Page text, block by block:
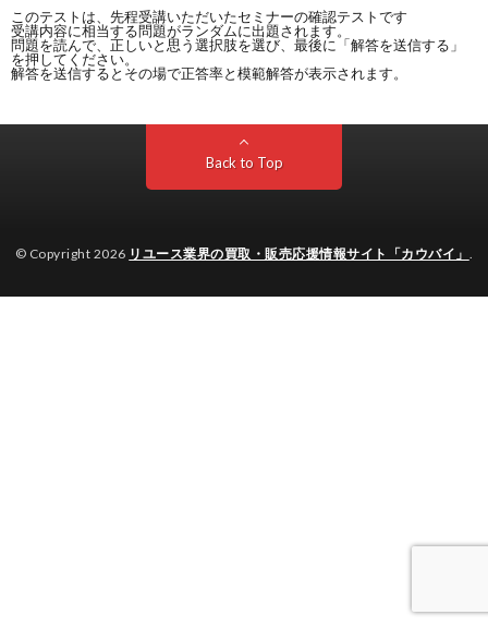
このテストは、先程受講いただいたセミナーの確認テストです
受講内容に相当する問題がランダムに出題されます。
問題を読んで、正しいと思う選択肢を選び、最後に「解答を送信する」
を押してください。
解答を送信するとその場で正答率と模範解答が表示されます。
Back to Top
© Copyright 2026 リユース業界の買取・販売応援情報サイト「カウバイ」 .